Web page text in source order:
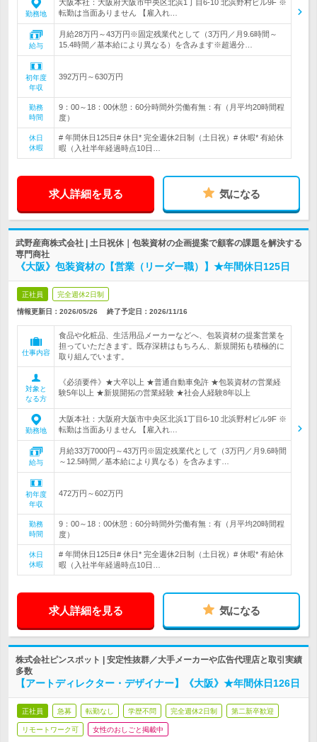
勤務地
大阪本社：大阪府大阪市中央区北浜1丁目6-10 北浜野村ビル9F ※
転勤は当面ありません 【雇入れ…
給与
月給28万円～43万円※固定残業代として（3万円／月9.6時間～
15.4時間／基本給により異なる）を含みます※超過分…
初年度
年収
392万円～630万円
勤務
時間
9：00～18：00休憩：60分時間外労働有無：有（月平均20時間程
度）
休日
休暇
# 年間休日125日# 休日* 完全週休2日制（土日祝）# 休暇* 有給休
暇（入社半年経過時点10日…
求人詳細を見る 気になる
武野産商株式会社 | 土日祝休｜包装資材の企画提案で顧客の課題を解決する
専門商社
《大阪》包装資材の【営業（リーダー職）】★年間休日125日
正社員 完全週休2日制
情報更新日：2026/05/26 終了予定日： 2026/11/16
仕事内容
食品や化粧品、生活用品メーカーなどへ、包装資材の提案営業を
担っていただきます。既存深耕はもちろん、新規開拓も積極的に
取り組んでいます。
対象と
なる方
《必須要件》★大卒以上 ★普通自動車免許 ★包装資材の営業経
験5年以上 ★新規開拓の営業経験 ★社会人経験8年以上
勤務地
大阪本社：大阪府大阪市中央区北浜1丁目6-10 北浜野村ビル9F ※
転勤は当面ありません 【雇入れ…
給与
月給33万7000円～43万円※固定残業代として（3万円／月9.6時間
～12.5時間／基本給により異なる）を含みます…
初年度
年収
472万円～602万円
勤務
時間
9：00～18：00休憩：60分時間外労働有無：有（月平均20時間程
度）
休日
休暇
# 年間休日125日# 休日* 完全週休2日制（土日祝）# 休暇* 有給休
暇（入社半年経過時点10日…
求人詳細を見る 気になる
株式会社ピンスポット | 安定性抜群／大手メーカーや広告代理店と取引実績
多数
【アートディレクター・デザイナー】《大阪》★年間休日126日
正社員 急募 転勤なし 学歴不問 完全週休2日制 第二新卒歓迎
リモートワーク可 女性のおしごと掲載中